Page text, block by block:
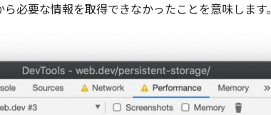
必要な情報を取得できなかったことを意味します。